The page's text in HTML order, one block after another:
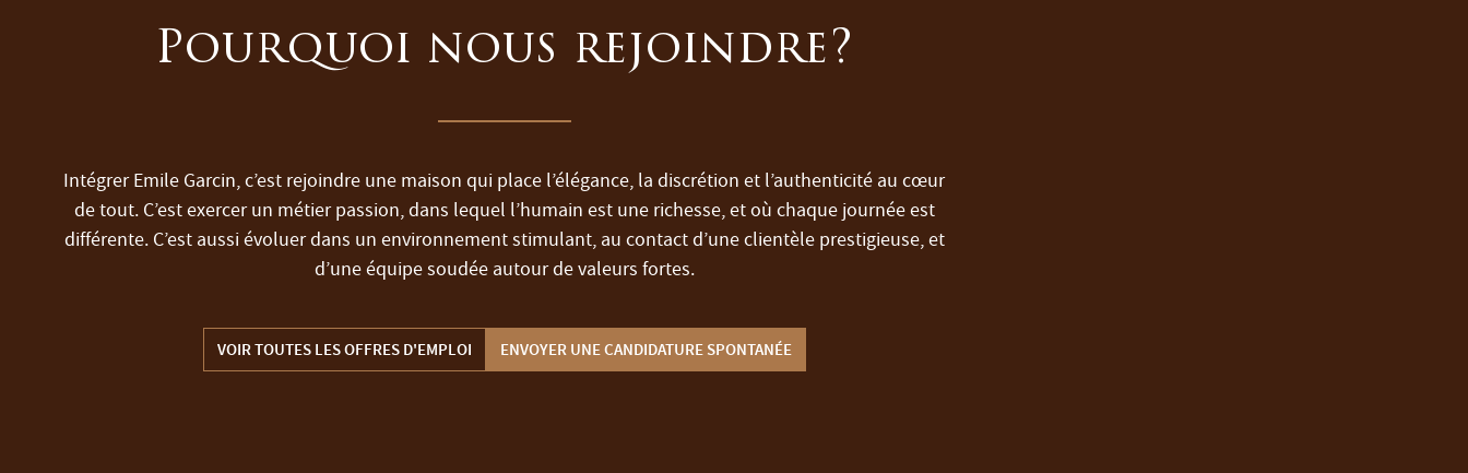
Pourquoi nous rejoindre?
Intégrer Emile Garcin, c’est rejoindre une maison qui place l’élégance, la discrétion et l’authenticité au cœur
de tout. C’est exercer un métier passion, dans lequel l’humain est une richesse, et où chaque journée est
différente. C’est aussi évoluer dans un environnement stimulant, au contact d’une clientèle prestigieuse, et
d’une équipe soudée autour de valeurs fortes.
VOIR TOUTES LES OFFRES D'EMPLOI ENVOYER UNE CANDIDATURE SPONTANÉE